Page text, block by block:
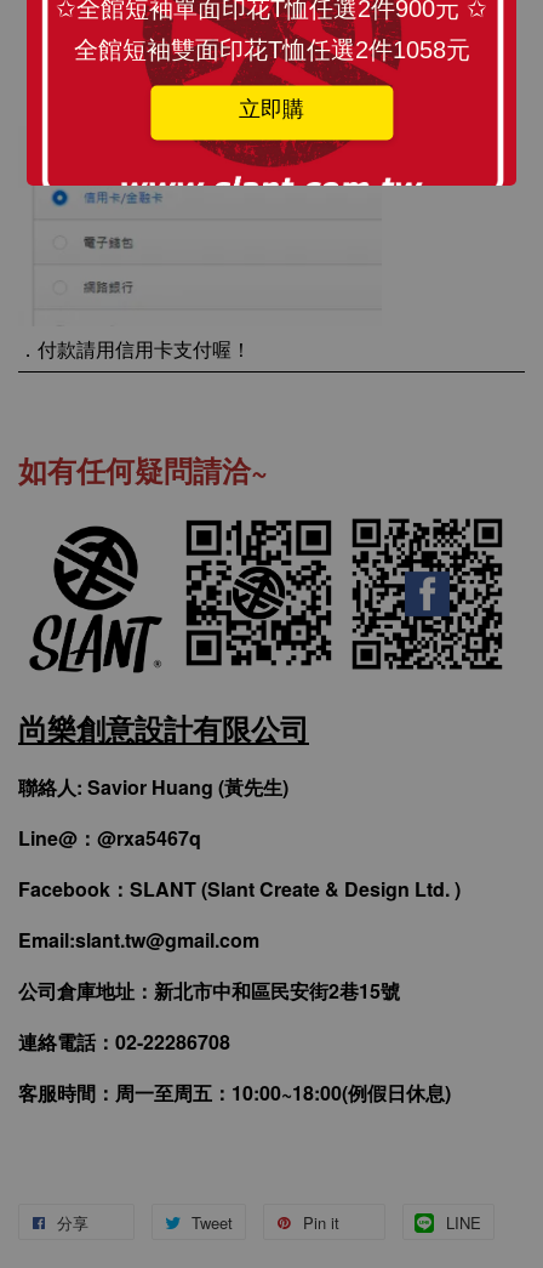
✩全館短袖單面印花T恤任選2件900元 ✩
全館短袖雙面印花T恤任選2件1058元
立即購
物流請選擇宅配
． 付款請用信用卡支付喔！
如有任何疑問請洽~
尚樂創意設計有限公司
聯絡人: Savior Huang (黃先生)
Line@：@rxa5467q
Facebook：SLANT (Slant Create & Design Ltd. )
Email:slant.tw@gmail.com
公司倉庫地址：新北市中和區民安街2巷15號
連絡電話：02-22286708
客服時間：周一至周五：10:00~18:00(例假日休息)
分享 Tweet Pin it LINE